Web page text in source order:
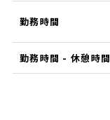
勤務時間
勤務時間 - 休憩時間